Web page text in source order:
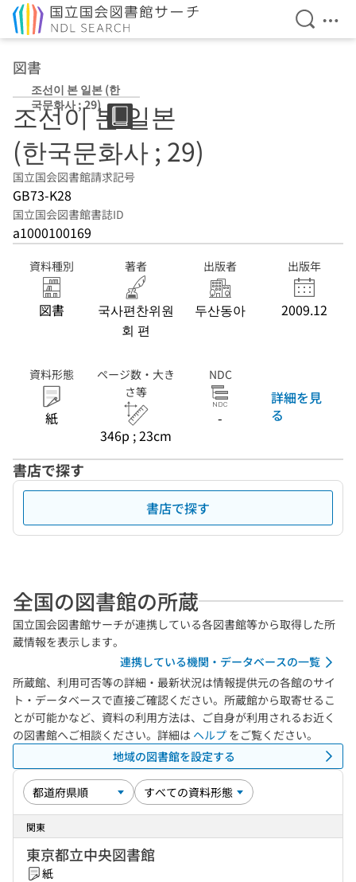
検索を
メ
図書
조선이 본 일본 (한
국문화사 ; 29)
조선이 본 일본
(한국문화사 ; 29)
国立国会図書館請求記号
GB73-K28
国立国会図書館書誌ID
a1000100169
資料種別
図書
著者
국사편찬위원
회 편
出版者
두산동아
出版年
2009.12
資料形態
紙
ページ数・大き
さ等
346p ; 23cm
NDC
-
詳細を見
る
書店で探す
書店で探す
全国の図書館の所蔵
国立国会図書館サーチが連携している各図書館等から取得した所
蔵情報を表示します。
連携している機関・データベースの一覧
所蔵館、利用可否等の詳細・最新状況は情報提供元の各館のサイ
ト・データベースで直接ご確認ください。所蔵館から取寄せるこ
とが可能かなど、資料の利用方法は、ご自身が利用されるお近く
の図書館へご相談ください。詳細は ヘルプ をご覧ください。
地域の図書館を設定する
関東
東京都立中央図書館
紙